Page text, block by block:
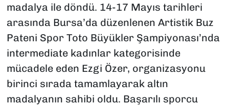
madalya ile döndü. 14-17 Mayıs tarihleri
arasında Bursa’da düzenlenen Artistik Buz
Pateni Spor Toto Büyükler Şampiyonası’nda
intermediate kadınlar kategorisinde
mücadele eden Ezgi Özer, organizasyonu
birinci sırada tamamlayarak altın
madalyanın sahibi oldu. Başarılı sporcu